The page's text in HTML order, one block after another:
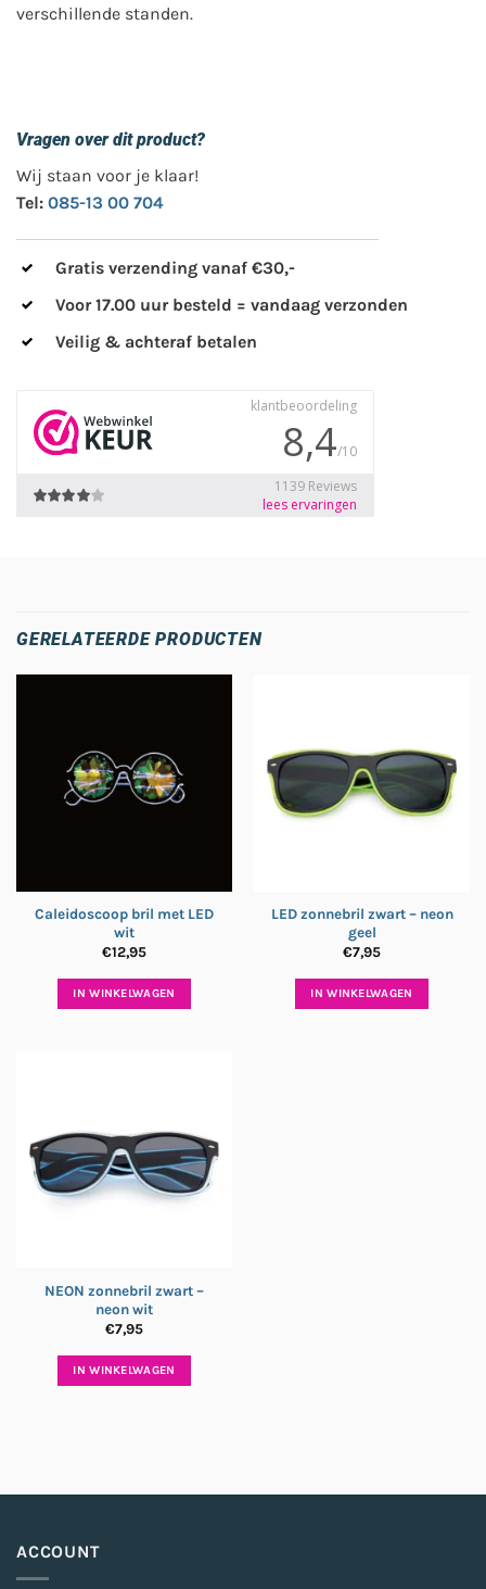
verschillende standen.
Vragen over dit product?
Wij staan voor je klaar!
Tel: 085-13 00 704
Gratis verzending vanaf €30,-
Voor 17.00 uur besteld = vandaag verzonden
Veilig & achteraf betalen
GERELATEERDE PRODUCTEN
Caleidoscoop bril met LED
wit
€12,95
IN WINKELWAGEN
LED zonnebril zwart – neon
geel
€7,95
IN WINKELWAGEN
NEON zonnebril zwart –
neon wit
€7,95
IN WINKELWAGEN
ACCOUNT